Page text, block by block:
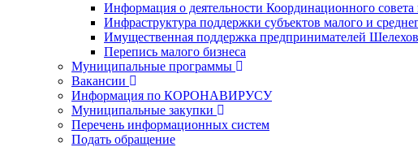
Информация о деятельности Координационного
Инфраструктура поддержки субъектов малого и
Имущественная поддержка предпринимателей
Перепись малого бизнеса
Муниципальные программы
Вакансии
Информация по КОРОНАВИРУСУ
Муниципальные закупки
Перечень информационных систем
Подать обращение